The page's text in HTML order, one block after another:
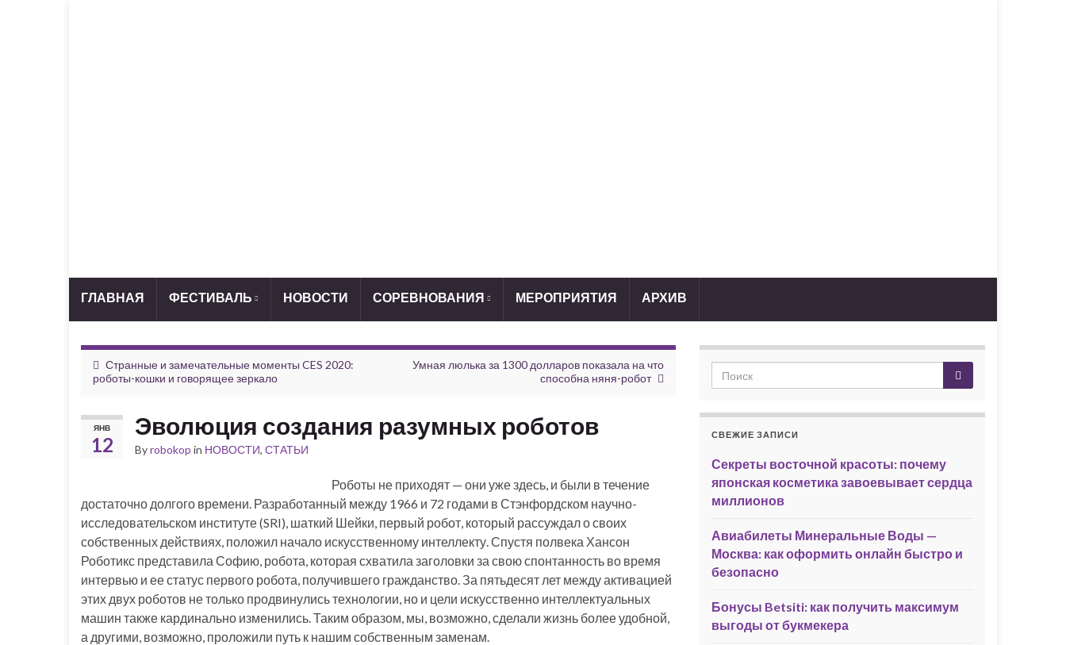
ГЛАВНАЯ ФЕСТИВАЛЬ НОВОСТИ СОРЕВНОВАНИЯ МЕРОПРИЯТИЯ АРХИВ
Странные и замечательные моменты CES 2020:
роботы-кошки и говорящее зеркало
Умная люлька за 1300 долларов показала на что
способна няня-робот
ЯНВ
12
Эволюция создания разумных роботов
Byrobokop in НОВОСТИ, СТАТЬИ
Роботы не приходят — они уже здесь, и были в течение
достаточно долгого времени. Разработанный между 1966 и 72 годами в Стэнфордском научно-
исследовательском институте (SRI), шаткий Шейки, первый робот, который рассуждал о своих
собственных действиях, положил начало искусственному интеллекту. Спустя полвека Хансон
Роботикс представила Софию, робота, которая схватила заголовки за свою спонтанность во время
интервью и ее статус первого робота, получившего гражданство. За пятьдесят лет между активацией
этих двух роботов не только продвинулись технологии, но и цели искусственно интеллектуальных
машин также кардинально изменились. Таким образом, мы, возможно, сделали жизнь более удобной,
а другими, возможно, проложили путь к нашим собственным заменам.
СВЕЖИЕ ЗАПИСИ
Секреты восточной красоты: почему
японская косметика завоевывает сердца
миллионов
Авиабилеты Минеральные Воды —
Москва: как оформить онлайн быстро и
безопасно
Бонусы Betsiti: как получить максимум
выгоды от букмекера